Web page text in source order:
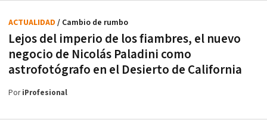
Lejos del imperio de los fiambres, el nuevo
negocio de Nicolás Paladini como
astrofotógrafo en el Desierto de California
ACTUALIDAD / Cambio de rumbo
PoriProfesional